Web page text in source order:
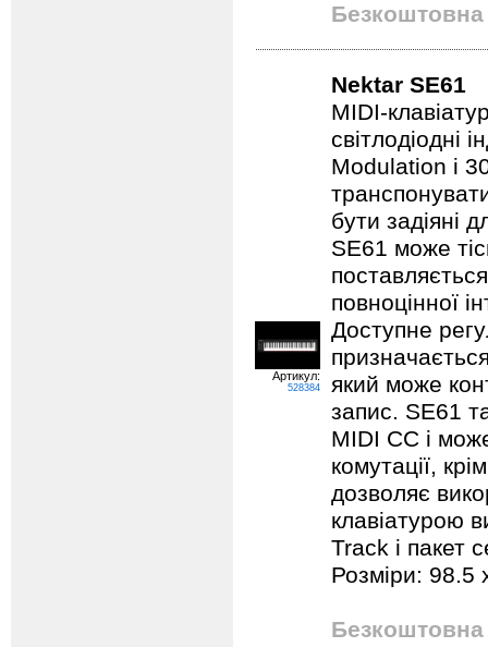
Безкоштовна
Артикул:
528384
Nektar SE61
MIDI-
світлодіодні
Modulation і
бути задіяні
SE61 може
повноцінної
Доступне
який може
запис. SE61
MIDI CC і
комутації,
дозволяє
клавіатурою
Track і пакет
Розміри: 98.5
Безкоштовна